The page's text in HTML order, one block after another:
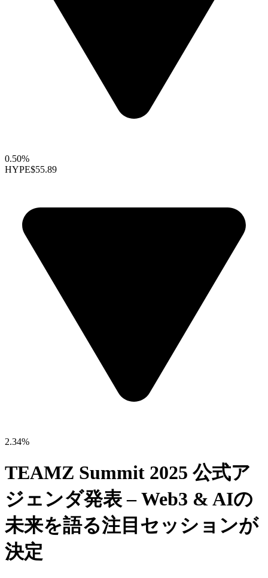
0.50%
HYPE$55.89
2.34%
TEAMZ Summit 2025 公式ア
ジェンダ発表 – Web3 & AIの
未来を語る注目セッションが
決定